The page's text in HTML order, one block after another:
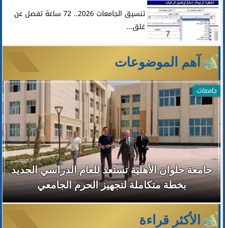
تنسيق الجامعات 2026.. 72 ساعة تفصل عن
غلق...
آهم الموضوعات
جامعات
جامعة حلوان الأهلية تستعد للعام الدراسي الجديد
بخطة متكاملة لتجهيز الحرم الجامعي
الأكثر قراءة